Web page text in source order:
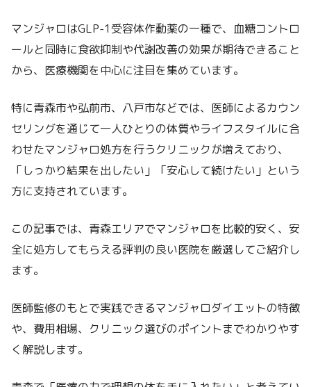
マンジャロはGLP-1受容体作動薬の一種で、血糖コントロ
ールと同時に食欲抑制や代謝改善の効果が期待できること
から、医療機関を中心に注目を集めています。
特に青森市や弘前市、八戸市などでは、医師によるカウン
セリングを通じて一人ひとりの体質やライフスタイルに合
わせたマンジャロ処方を行うクリニックが増えており、
「しっかり結果を出したい」「安心して続けたい」という
方に支持されています。
この記事では、青森エリアでマンジャロを比較的安く、安
全に処方してもらえる評判の良い医院を厳選してご紹介し
ます。
医師監修のもとで実践できるマンジャロダイエットの特徴
や、費用相場、クリニック選びのポイントまでわかりやす
く解説します。